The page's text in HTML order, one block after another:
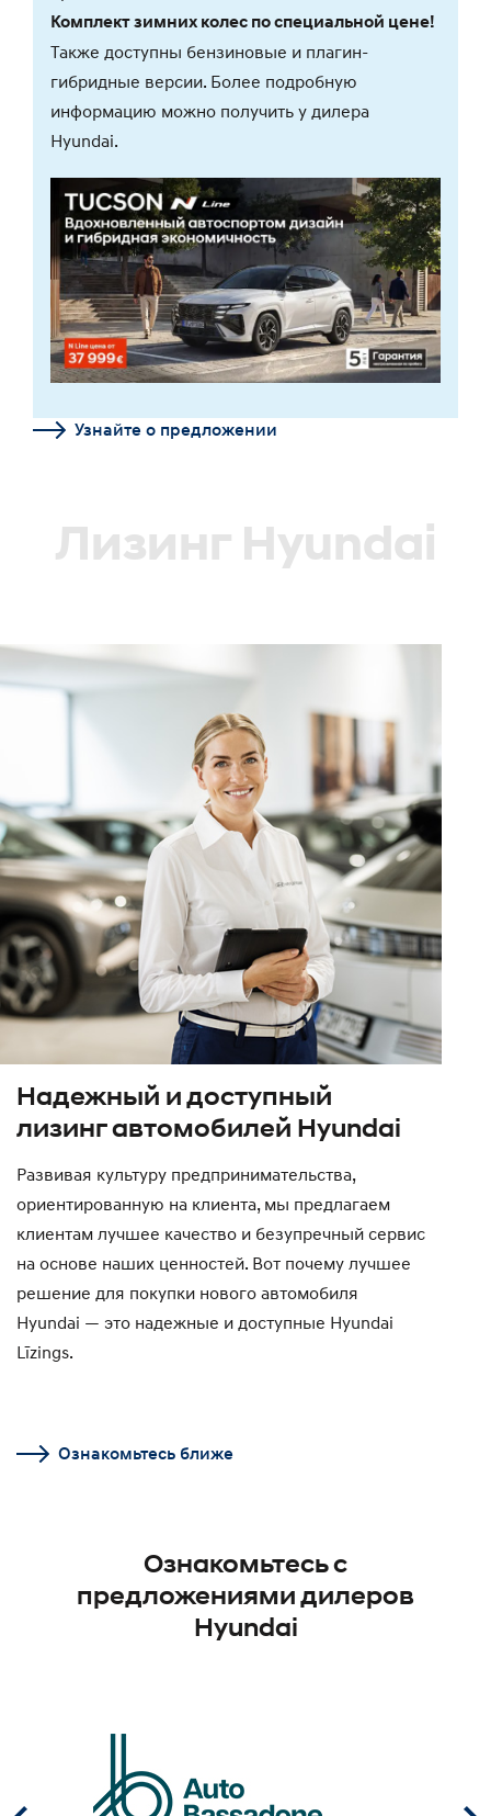
Комплект зимних колес по специальной цене!
Также доступны бензиновые и плагин-
гибридные версии. Более подробную
информацию можно получить у дилера
Hyundai.
Узнайте о предложении
Лизинг Hyundai
Надежный и доступный
лизинг автомобилей Hyundai
Развивая культуру предпринимательства,
ориентированную на клиента, мы предлагаем
клиентам лучшее качество и безупречный сервис
на основе наших ценностей. Вот почему лучшее
решение для покупки нового автомобиля
Hyundai — это надежные и доступные Hyundai
Līzings.
Ознакомьтесь ближе
Ознакомьтесь с
предложениями дилеров
Hyundai